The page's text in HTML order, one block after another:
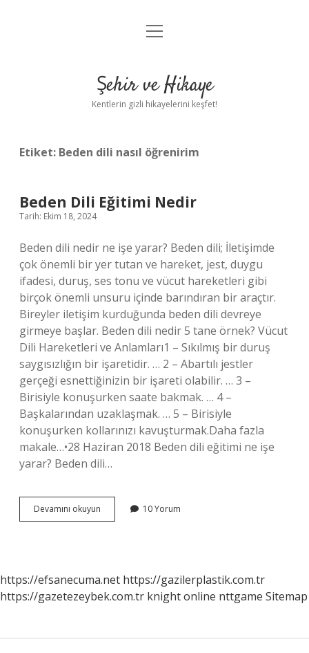
Anasayfa
Yasal Uyarı
menüyü
Şehir ve Hikaye
Kentlerin gizli hikayelerini keşfet!
Etiket: Beden dili nasıl öğrenirim
Beden Dili Eğitimi Nedir
Tarih: Ekim 18, 2024
Beden dili nedir ne işe yarar? Beden dili; İletişimde
çok önemli bir yer tutan ve hareket, jest, duygu
ifadesi, duruş, ses tonu ve vücut hareketleri gibi
birçok önemli unsuru içinde barındıran bir araçtır.
Bireyler iletişim kurduğunda beden dili devreye
girmeye başlar. Beden dili nedir 5 tane örnek? Vücut
Dili Hareketleri ve Anlamları1 – Sıkılmış bir duruş
saygısızlığın bir işaretidir. … 2 – Abartılı jestler
gerçeği esnettiğinizin bir işareti olabilir. … 3 –
Birisiyle konuşurken saate bakmak. … 4 –
Başkalarından uzaklaşmak. … 5 – Birisiyle
konuşurken kollarınızı kavuşturmak.Daha fazla
makale…•28 Haziran 2018 Beden dili eğitimi ne işe
yarar? Beden dili…
Devamını okuyun
Dili
10 Yorum
https://efsanecuma.net https://gazilerplastik.com.tr
https://gazetezeybek.com.tr knight online nttgame Sitemap